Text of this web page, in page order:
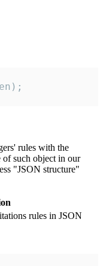
rules with the
of such object in our
"JSON structure"
rules in JSON